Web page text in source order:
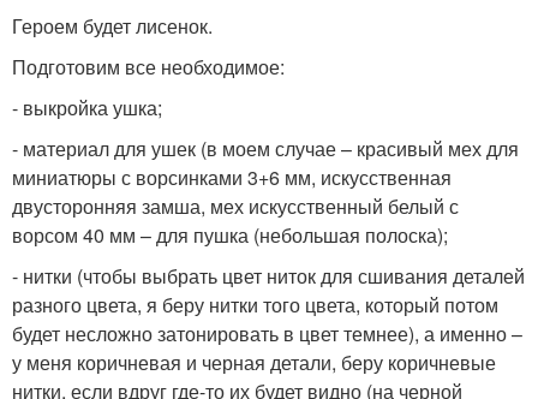
Героем будет лисенок.
Подготовим все необходимое:
- выкройка ушка;
- материал для ушек (в моем случае – красивый мех для
миниатюры с ворсинками 3+6 мм, искусственная
двусторонняя замша, мех искусственный белый с
ворсом 40 мм – для пушка (небольшая полоска);
- нитки (чтобы выбрать цвет ниток для сшивания деталей
разного цвета, я беру нитки того цвета, который потом
будет несложно затонировать в цвет темнее), а именно –
у меня коричневая и черная детали, беру коричневые
нитки, если вдруг где-то их будет видно (на черной